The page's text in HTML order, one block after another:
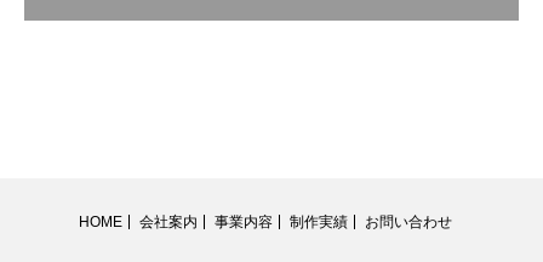
HOME 会社案内 事業内容 制作実績 お問い合わせ